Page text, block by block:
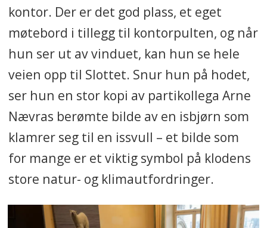
kontor. Der er det god plass, et eget
møtebord i tillegg til kontorpulten, og når
hun ser ut av vinduet, kan hun se hele
veien opp til Slottet. Snur hun på hodet,
ser hun en stor kopi av partikollega Arne
Nævras berømte bilde av en isbjørn som
klamrer seg til en issvull – et bilde som
for mange er et viktig symbol på klodens
store natur- og klimautfordringer.